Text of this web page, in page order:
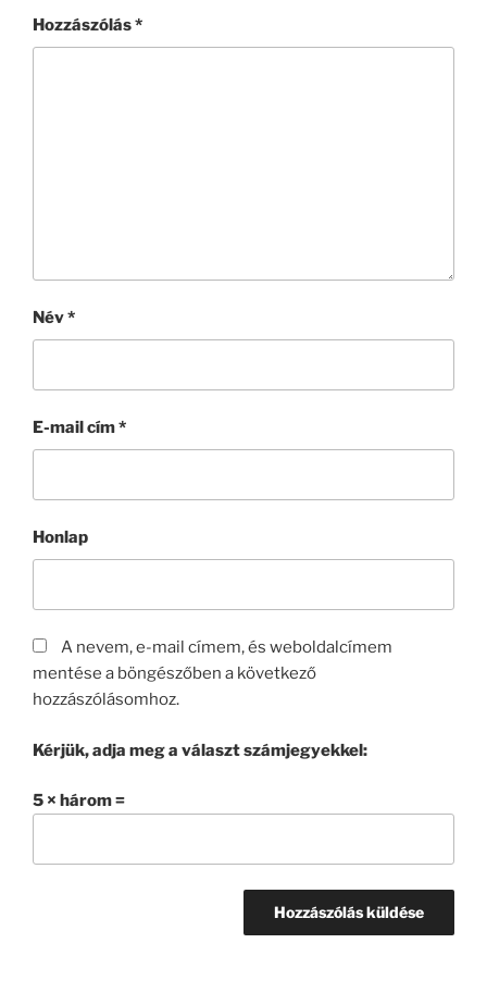
Hozzászólás*
Név*
E-mail cím*
Honlap
A nevem, e-mail címem, és weboldalcímem
mentése a böngészőben a következő
hozzászólásomhoz.
Kérjük, adja meg a választ számjegyekkel:
5 × három =